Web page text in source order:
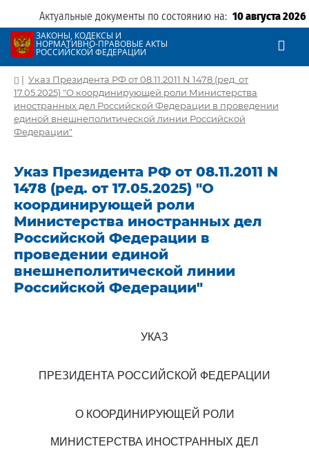
Актуальные документы по состоянию на: 10 августа 2026
ЗАКОНЫ, КОДЕКСЫ И
НОРМАТИВНО-ПРАВОВЫЕ АКТЫ
РОССИЙСКОЙ ФЕДЕРАЦИИ
| Указ Президента РФ от 08.11.2011 N 1478 (ред. от
17.05.2025) "О координирующей роли Министерства
иностранных дел Российской Федерации в проведении
единой внешнеполитической линии Российской
Федерации"
Указ Президента РФ от 08.11.2011 N
1478 (ред. от 17.05.2025) "О
координирующей роли
Министерства иностранных дел
Российской Федерации в
проведении единой
внешнеполитической линии
Российской Федерации"
УКАЗ
ПРЕЗИДЕНТА РОССИЙСКОЙ ФЕДЕРАЦИИ
О КООРДИНИРУЮЩЕЙ РОЛИ
МИНИСТЕРСТВА ИНОСТРАННЫХ ДЕЛ